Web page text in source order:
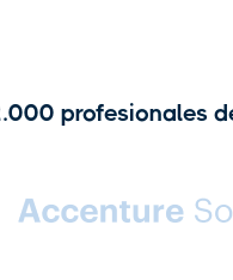
profesionales